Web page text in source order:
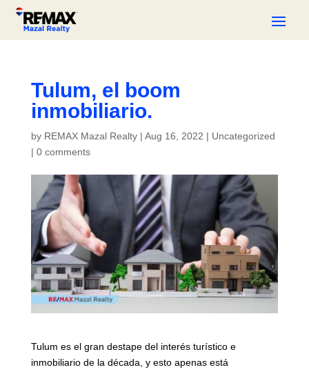
Tulum, el boom
inmobiliario.
by REMAX Mazal Realty| Aug 16, 2022 | Uncategorized
| 0 comments
Tulum es el gran destape del interés turístico e
inmobiliario de la década, y esto apenas está